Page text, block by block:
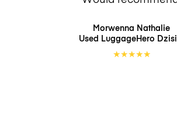
Morwenna Nathalie
Used LuggageHero
★★★★★